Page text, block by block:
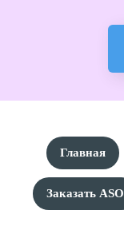
Главная
Заказать ASO